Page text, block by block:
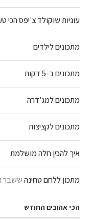
עוגיות שוקולד צ'יפס הכי
מתכונים לילדים
מתכונים ב-5 דקות
מתכונים למג'דרה
מתכונים לקציצות
איך להכין חלה מושלמת
מתכון ללחם טחינהששבר
הכי אהובים החודש